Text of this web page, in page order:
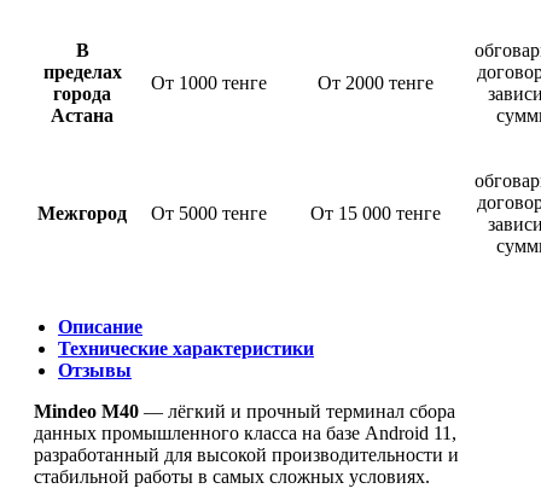
В
пределах
города
Астана
От 1000 тенге От 2000 тенге
Межгород От 5000 тенге От 15 000 тенге
Описание
Технические характеристики
Отзывы
Mindeo M40 — лёгкий и прочный терминал сбора
данных промышленного класса на базе Android 11,
разработанный для высокой производительности и
стабильной работы в самых сложных условиях.